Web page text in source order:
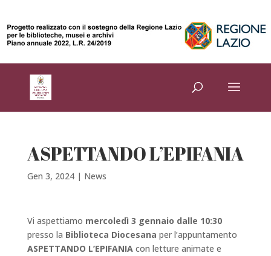
ASPETTANDO L’EPIFANIA
Gen 3, 2024| News
Vi aspettiamo mercoledì 3 gennaio dalle 10:30
presso la Biblioteca Diocesana per l’appuntamento
ASPETTANDO L’EPIFANIAcon letture animate e